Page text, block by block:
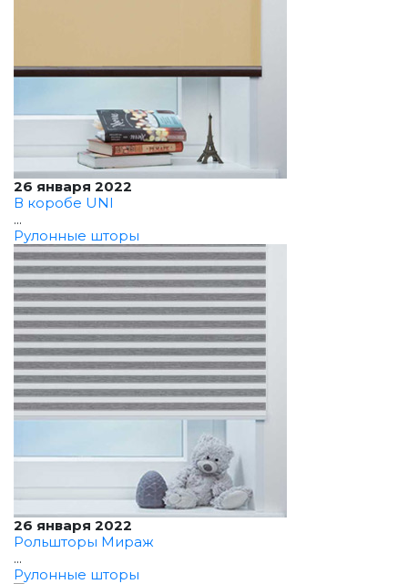
26 января 2022
В коробе UNI
...
Рулонные шторы
26 января 2022
Рольшторы Мираж
...
Рулонные шторы